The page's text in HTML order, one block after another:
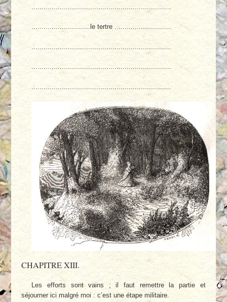
.....................................................................
.............................le tertre ............................
.....................................................................
.....................................................................
.....................................................................
CHAPITRE XIII.
Les efforts sont vains ; il faut remettre la partie et
séjourner ici malgré moi : c’est une étape militaire.